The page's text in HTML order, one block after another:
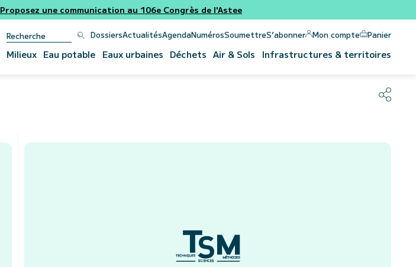
Proposez une communication au 106e Congrès de l'Astee
DossiersActualitésAgendaNumérosSoumettreS’abonner Mon compte Panier
Milieux Eau potable Eaux urbaines Déchets Air & Sols Infrastructures & territoires